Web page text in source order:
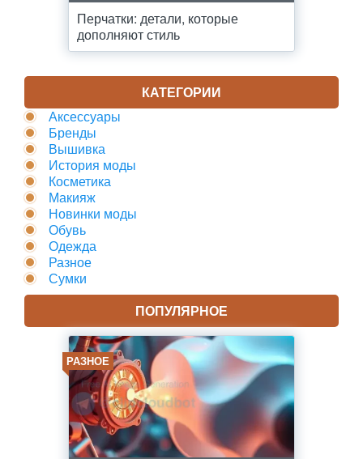
Перчатки: детали, которые
дополняют стиль
КАТЕГОРИИ
Аксессуары
Бренды
Вышивка
История моды
Косметика
Макияж
Новинки моды
Обувь
Одежда
Разное
Сумки
ПОПУЛЯРНОЕ
РАЗНОЕ